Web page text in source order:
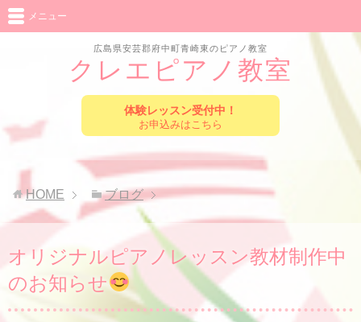
広島県安芸郡府中町青崎東のピアノ教室
クレエピアノ教室
体験レッスン受付中！
お申込みはこちら
メニュー
HOME ブログ
オリジナルピアノレッスン教材制作中
のお知らせ